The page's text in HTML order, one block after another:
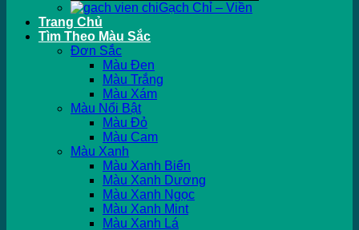
Gạch Chỉ – Viền
Trang Chủ
Tìm Theo Màu Sắc
Đơn Sắc
Màu Đen
Màu Trắng
Màu Xám
Màu Nổi Bật
Màu Đỏ
Màu Cam
Màu Xanh
Màu Xanh Biển
Màu Xanh Dương
Màu Xanh Ngọc
Màu Xanh Mint
Màu Xanh Lá